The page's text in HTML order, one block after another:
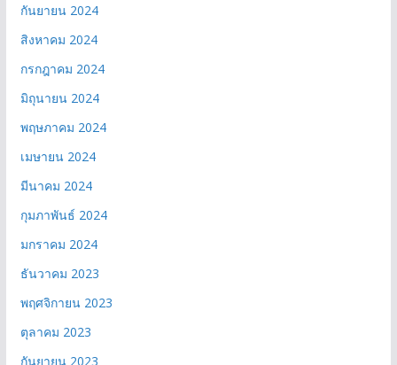
กันยายน 2024
สิงหาคม 2024
กรกฎาคม 2024
มิถุนายน 2024
พฤษภาคม 2024
เมษายน 2024
มีนาคม 2024
กุมภาพันธ์ 2024
มกราคม 2024
ธันวาคม 2023
พฤศจิกายน 2023
ตุลาคม 2023
กันยายน 2023